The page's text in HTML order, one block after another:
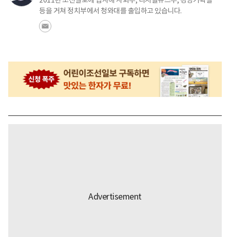
등을 거쳐 정치부에서 청와대를 출입하고 있습니다.